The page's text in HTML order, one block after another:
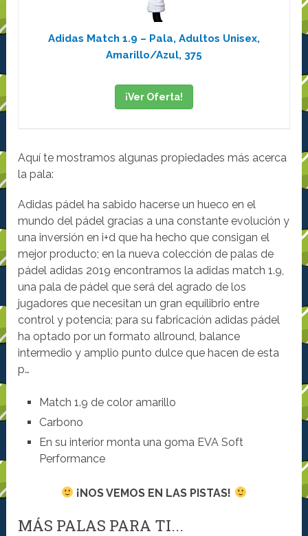
Adidas Match 1.9 – Pala, Adultos Unisex,
Amarillo/Azul, 375
¡Ver Oferta!
Aquí te mostramos algunas propiedades más acerca
la pala:
Adidas pádel ha sabido hacerse un hueco en el
mundo del pádel gracias a una constante evolución y
una inversión en i+d que ha hecho que consigan el
mejor producto; en la nueva colección de palas de
pádel adidas 2019 encontramos la adidas match 1.9,
una pala de pádel que será del agrado de los
jugadores que necesitan un gran equilibrio entre
control y potencia; para su fabricación adidas pádel
ha optado por un formato allround, balance
intermedio y amplio punto dulce que hacen de esta
p…
Match 1.9 de color amarillo
Carbono
En su interior monta una goma EVA Soft
Performance
¡NOS VEMOS EN LAS PISTAS!
MÁS PALAS PARA TI...